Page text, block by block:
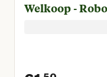
Welkoop -